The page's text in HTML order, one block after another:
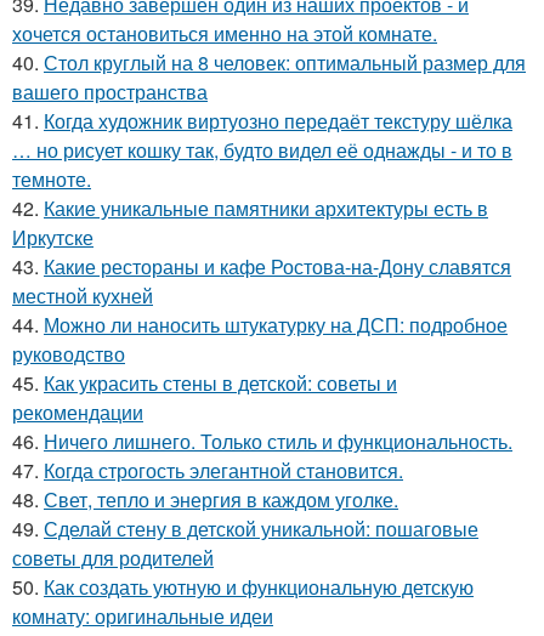
хочется остановиться именно на этой комнате.
40. Стол круглый на 8 человек: оптимальный размер для
вашего пространства
41. Когда художник виртуозно передаёт текстуру шёлка
… но рисует кошку так, будто видел её однажды - и то в
темноте.
42. Какие уникальные памятники архитектуры есть в
Иркутске
43. Какие рестораны и кафе Ростова-на-Дону славятся
местной кухней
44. Можно ли наносить штукатурку на ДСП: подробное
руководство
45. Как украсить стены в детской: советы и
рекомендации
46. Ничего лишнего. Только стиль и функциональность.
47. Когда строгость элегантной становится.
48. Свет, тепло и энергия в каждом уголке.
49. Сделай стену в детской уникальной: пошаговые
советы для родителей
50. Как создать уютную и функциональную детскую
комнату: оригинальные идеи